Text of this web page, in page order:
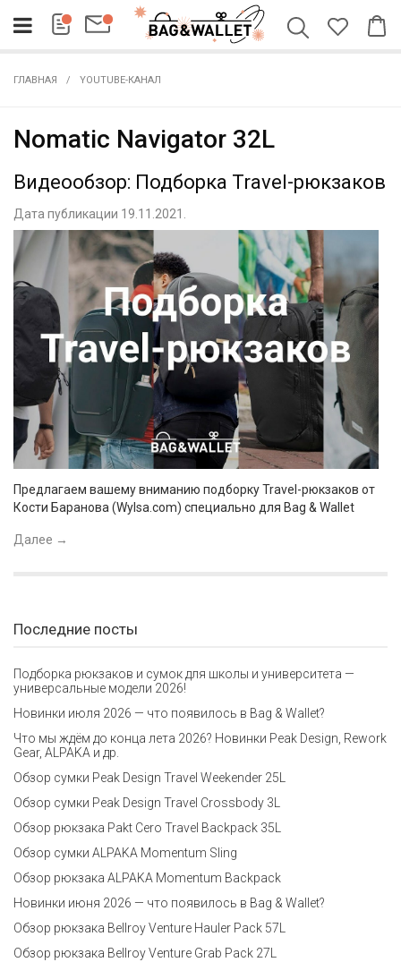
ГЛАВНАЯ YOUTUBE-КАНАЛ
Nomatic Navigator 32L
Видеообзор: Подборка Travel-рюкзаков
Дата публикации 19.11.2021.
Предлагаем вашему вниманию подборку Travel-рюкзаков от
Кости Баранова (Wylsa.com) специально для Bag & Wallet
Далее →
Последние посты
Подборка рюкзаков и сумок для школы и университета —
универсальные модели 2026!
Новинки июля 2026 — что появилось в Bag & Wallet?
Что мы ждём до конца лета 2026? Новинки Peak Design, Rework
Gear, ALPAKA и др.
Обзор сумки Peak Design Travel Weekender 25L
Обзор сумки Peak Design Travel Crossbody 3L
Обзор рюкзака Pakt Cero Travel Backpack 35L
Обзор сумки ALPAKA Momentum Sling
Обзор рюкзака ALPAKA Momentum Backpack
Новинки июня 2026 — что появилось в Bag & Wallet?
Обзор рюкзака Bellroy Venture Hauler Pack 57L
Обзор рюкзака Bellroy Venture Grab Pack 27L